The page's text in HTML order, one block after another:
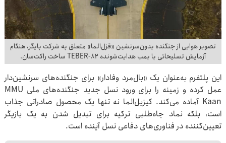
تصویر هوایی از جنگنده بدون‌سرنشین «قزل‌الما» متعلق به شرکت بایکَر، هنگام
آزمایش تسلیحاتی با بمب هدایت‌شونده TEBER-۸۲ ساخت راکت‌سان.
این پلتفرم به‌عنوان یک «بال‌مرد وفادار» برای جنگنده‌های سرنشین‌دار
عمل کرده و زمینه را برای ورود نسل جدید جنگنده‌های ملی MMU
Kaan آماده می‌کند. کیزیل‌الما نه تنها یک محصول صادراتی جذاب
است، بلکه نماد جاه‌طلبی ترکیه برای تبدیل شدن به یک بازیگر
تعیین‌کننده در فناوری‌های دفاعی نسل آینده است.